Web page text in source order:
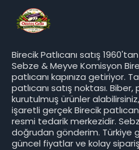
Birecik Patlıcanı satış
Sebze & Meyve Komisyon
patlıcanı kapınıza getiriyor.
patlıcanı satış noktası.
kurutulmuş ürünler
işaretli gerçek Birecik
resmi tedarik merkezidir.
doğrudan gönderim. Türkiye
güncel fiyatlar ve kolay